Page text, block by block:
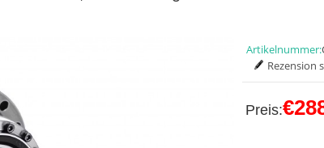
Artikelnummer:
Rezension
Preis: